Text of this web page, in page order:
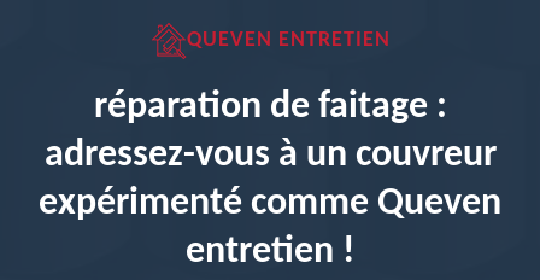
QUEVEN ENTRETIEN
réparation de faitage :
adressez-vous à un couvreur
expérimenté comme Queven
entretien !